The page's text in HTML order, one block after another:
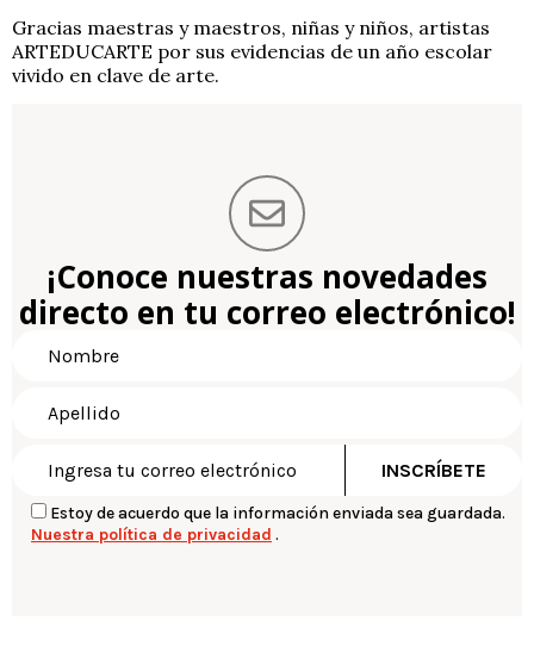
Gracias maestras y maestros, niñas y niños, artistas
ARTEDUCARTE por sus evidencias de un año escolar
vivido en clave de arte.
¡Conoce nuestras novedades
directo en tu correo electrónico!
Estoy de acuerdo que la información enviada sea guardada.
Nuestra política de privacidad .